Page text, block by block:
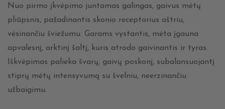
Nuo pirmo įkvėpimo juntamas galingas, gaivus mėtų
pliūpsnis, pažadinantis skonio receptorius aštriu,
vėsinančiu šviežumu. Garams vystantis, mėta įgauna
apvalesnį, arktinį šaltį, kuris atrodo gaivinantis ir tyras.
Iškvėpimas palieka švarų, gaivų poskonį, subalansuojantį
stiprų mėtų intensyvumą su švelniu, neerzinančiu
užbaigimu.